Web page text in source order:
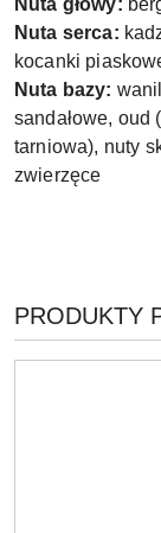
Nuta głowy:
Nuta serca:
kocanki
Nuta bazy:
sandałowe, oud
tarniowa), nuty
zwierzęce
Pomiń
PRODUKTY
O
PRODUKTY